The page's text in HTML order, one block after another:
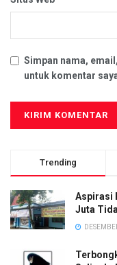
Simpan nama,
untuk komentar
Trending
Aspirasi
Juta